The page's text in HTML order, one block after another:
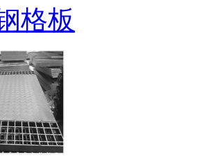
格板